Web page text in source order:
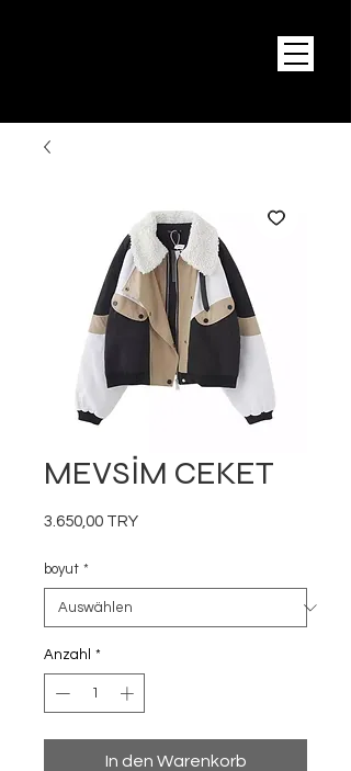
MEVSİM CEKET
3.650,00 TRYPreis
boyut *
Anzahl *
In den Warenkorb